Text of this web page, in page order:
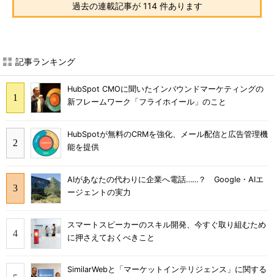
過去の連載記事が 114 件あります
記事ランキング
HubSpot CMOに聞いたインバウンドマーケティングの
新フレームワーク「フライホイール」のこと
HubSpotが無料のCRMを強化、メール配信と広告管理機
能を提供
AIがあなたの代わりに企業へ電話……？ Google・AIエ
ージェントの実力
スマートスピーカーのスキル開発、今すぐ取り組むため
に押さえておくべきこと
SimilarWebと「マーケットインテリジェンス」に関する